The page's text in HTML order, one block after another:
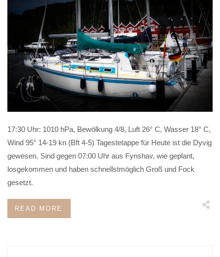
17:30 Uhr: 1010 hPa, Bewölkung 4/8, Luft 26° C, Wasser 18° C,
Wind 95° 14-19 kn (Bft 4-5) Tagestetappe für Heute ist die Dyvig
gewesen. Sind gegen 07:00 Uhr aus Fynshav, wie geplant,
losgekommen und haben schnellstmöglich Groß und Fock
gesetzt.
READ MORE